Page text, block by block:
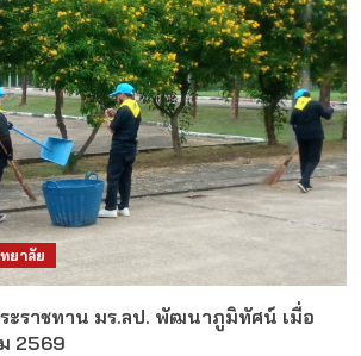
ยาลัย
ะราชทาน มร.ลป. พัฒนาภูมิทัศน์ เมื่อ
2569